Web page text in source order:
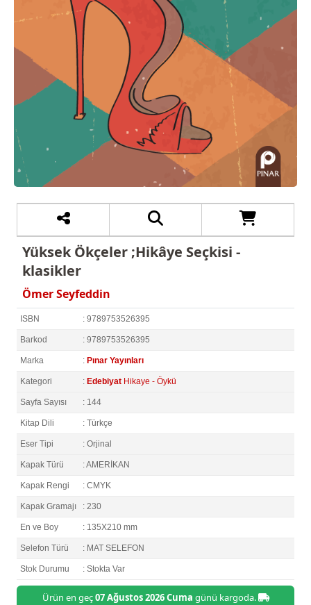
Yüksek Ökçeler ;Hikâye Seçkisi -
klasikler
Ömer Seyfeddin
ISBN : 9789753526395
Barkod : 9789753526395
Marka : Pınar Yayınları
Kategori : Edebiyat Hikaye - Öykü
Sayfa Sayısı : 144
Kitap Dili : Türkçe
Eser Tipi : Orjinal
Kapak Türü : AMERİKAN
Kapak Rengi : CMYK
Kapak Gramajı : 230
En ve Boy : 135X210 mm
Selefon Türü : MAT SELEFON
Stok Durumu : Stokta Var
Ürün en geç07 Ağustos 2026 Cuma günü kargoda.